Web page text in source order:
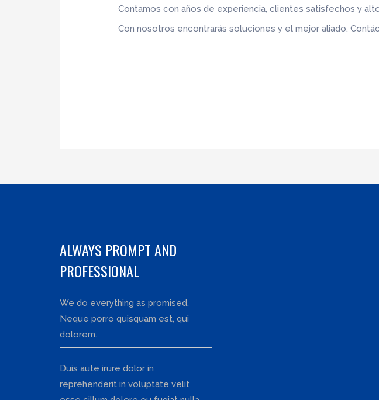
Contamos con años de experiencia, clientes satisfechos y
Con nosotros encontrarás soluciones y el mejor aliado.
ALWAYS PROMPT AND
PROFESSIONAL
We do everything as promised.
Neque porro quisquam est, qui
dolorem.
Duis aute irure dolor in
reprehenderit in voluptate velit